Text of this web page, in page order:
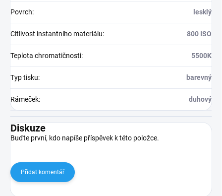
Povrch: lesklý
Citlivost instantního materiálu: 800 ISO
Teplota chromatičnosti: 5500K
Typ tisku: barevný
Rámeček: duhový
Diskuze
Buďte první, kdo napíše příspěvek k této položce.
Přidat komentář